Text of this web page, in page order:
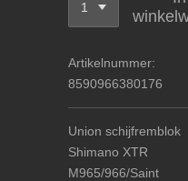
Artikelnummer:
8590966380176
Union schijfremblok
Shimano XTR
M965/966/Saint